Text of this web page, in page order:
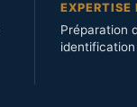
EXPERTISE
Préparation